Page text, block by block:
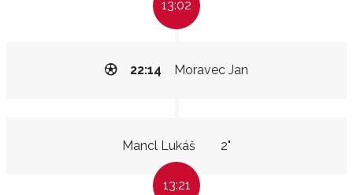
13:02
Moravec Jan
22:14
Mancl Lukáš 2"
13:21